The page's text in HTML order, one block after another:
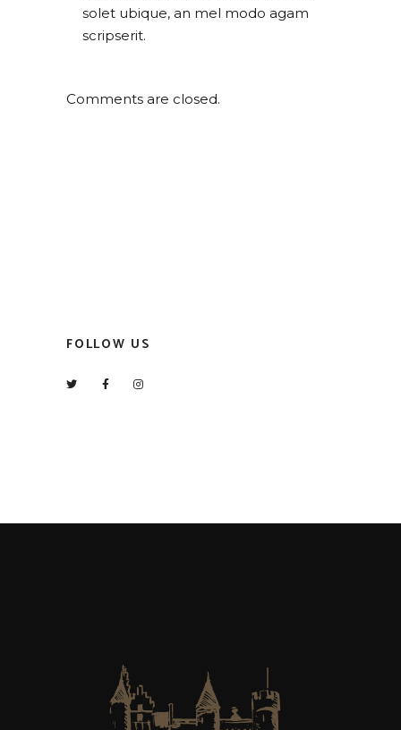
solet ubique, an mel modo agam
scripserit.
Comments are closed.
FOLLOW US